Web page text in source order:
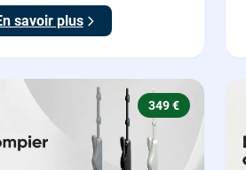
savoir plus
349 €